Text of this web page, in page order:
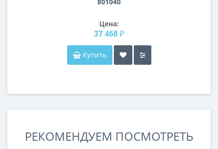
Цена:
37 468 ₽
Купить
РЕКОМЕНДУЕМ ПОСМОТРЕТЬ